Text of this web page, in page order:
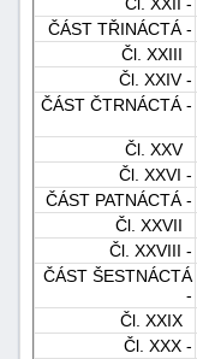
ČÁST TŘINÁCTÁ -
Čl. XXIII
Čl. XXIV -
ČÁST ČTRNÁCTÁ -
Čl. XXV
Čl. XXVI -
ČÁST PATNÁCTÁ -
Čl. XXVII
Čl. XXVIII -
ČÁST ŠESTNÁCTÁ
-
Čl. XXIX
Čl. XXX -